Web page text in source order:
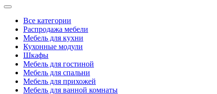
Все категории
Распродажа мебели
Мебель для кухни
Кухонные модули
Шкафы
Мебель для гостиной
Мебель для спальни
Мебель для прихожей
Мебель для ванной комнаты